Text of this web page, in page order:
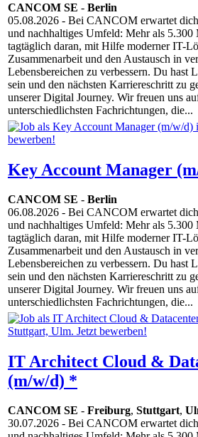
CANCOM SE - Berlin
05.08.2026 - Bei CANCOM erwartet
und nachhaltiges Umfeld: Mehr als 5.300
tagtäglich daran, mit Hilfe moderner IT-
Zusammenarbeit und den Austausch in
Lebensbereichen zu verbessern. Du hast
sein und den nächsten Karriereschritt zu
unserer Digital Journey. Wir freuen uns
unterschiedlichsten Fachrichtungen, die...
Key Account Manager
CANCOM SE - Berlin
06.08.2026 - Bei CANCOM erwartet
und nachhaltiges Umfeld: Mehr als 5.300
tagtäglich daran, mit Hilfe moderner IT-
Zusammenarbeit und den Austausch in
Lebensbereichen zu verbessern. Du hast
sein und den nächsten Karriereschritt zu
unserer Digital Journey. Wir freuen uns
unterschiedlichsten Fachrichtungen, die...
IT Architect Cloud &
(m/w/d) *
CANCOM SE - Freiburg, Stuttgart,
30.07.2026 - Bei CANCOM erwartet